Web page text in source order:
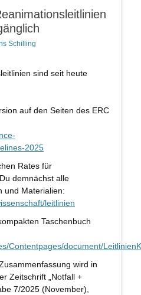
Schilling
sind seit heute
auf den Seiten des ERC
2025
Rates für
demnächst alle
und Materialien:
leitlinien
Taschenbuch
Contentpages/document/
wird in
Zeitschrift „Notfall +
7/2025 (November),